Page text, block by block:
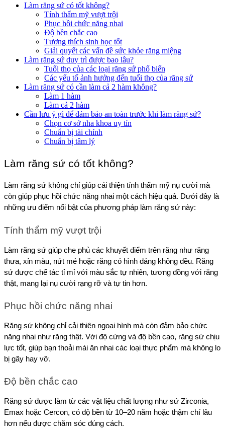
Làm răng sứ có tốt không?
Tính thẩm mỹ vượt trội
Phục hồi chức năng nhai
Độ bền chắc cao
Tương thích sinh học tốt
Giải quyết các vấn đề sức khỏe răng miệng
Làm răng sứ duy trì được bao lâu?
Tuổi thọ của các loại răng sứ phổ biến
Các yếu tố ảnh hưởng đến tuổi thọ của răng sứ
Làm răng sứ có cần làm cả 2 hàm không?
Làm 1 hàm
Làm cả 2 hàm
Cần lưu ý gì để đảm bảo an toàn trước khi làm răng sứ?
Chọn cơ sở nha khoa uy tín
Chuẩn bị tài chính
Chuẩn bị tâm lý
Làm răng sứ có tốt không?
Làm răng sứ không chỉ giúp cải thiện tính thẩm mỹ nụ cười mà
còn giúp phục hồi chức năng nhai một cách hiệu quả. Dưới đây là
những ưu điểm nổi bật của phương pháp làm răng sứ này:
Tính thẩm mỹ vượt trội
Làm răng sứ giúp che phủ các khuyết điểm trên răng như răng
thưa, xỉn màu, nứt mẻ hoặc răng có hình dáng không đều. Răng
sứ được chế tác tỉ mỉ với màu sắc tự nhiên, tương đồng với răng
thật, mang lại nụ cười rạng rỡ và tự tin hơn.
Phục hồi chức năng nhai
Răng sứ không chỉ cải thiện ngoại hình mà còn đảm bảo chức
năng nhai như răng thật. Với độ cứng và độ bền cao, răng sứ chịu
lực tốt, giúp bạn thoải mái ăn nhai các loại thực phẩm mà không lo
bị gãy hay vỡ.
Độ bền chắc cao
Răng sứ được làm từ các vật liệu chất lượng như sứ Zirconia,
Emax hoặc Cercon, có độ bền từ 10–20 năm hoặc thậm chí lâu
hơn nếu được chăm sóc đúng cách.